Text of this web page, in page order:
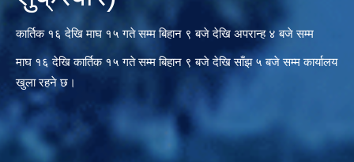
कार्तिक १६ देखि माघ १५ गते सम्म बिहान ९ बजे देखि अपरान्ह ४ बजे सम्म
माघ १६ देखि कार्तिक १५ गते सम्म बिहान ९ बजे देखि साँझ ५ बजे सम्म कार्यालय
खुला रहने छ।